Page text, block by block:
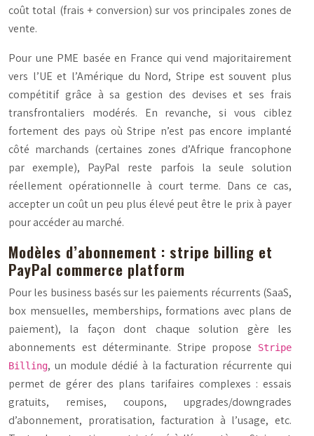
coût total (frais + conversion) sur vos principales zones de
vente.
Pour une PME basée en France qui vend majoritairement
vers l’UE et l’Amérique du Nord, Stripe est souvent plus
compétitif grâce à sa gestion des devises et ses frais
transfrontaliers modérés. En revanche, si vous ciblez
fortement des pays où Stripe n’est pas encore implanté
côté marchands (certaines zones d’Afrique francophone
par exemple), PayPal reste parfois la seule solution
réellement opérationnelle à court terme. Dans ce cas,
accepter un coût un peu plus élevé peut être le prix à payer
pour accéder au marché.
Modèles d’abonnement : stripe billing et
PayPal commerce platform
Pour les business basés sur les paiements récurrents (SaaS,
box mensuelles, memberships, formations avec plans de
paiement), la façon dont chaque solution gère les
abonnements est déterminante. Stripe propose
Stripe
Billing, un module dédié à la facturation récurrente qui
permet de gérer des plans tarifaires complexes : essais
gratuits, remises, coupons, upgrades/downgrades
d’abonnement, proratisation, facturation à l’usage, etc.